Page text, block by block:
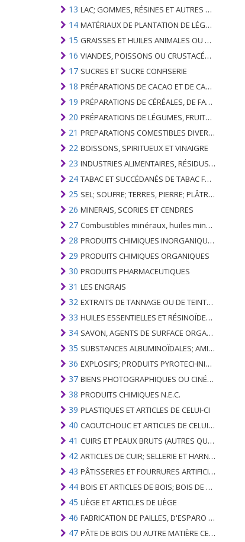
13 LAC; GOMMES, RÉSINES ET AUTRES SUCS ET EXTRAITS VÉGÉTAUX
14 MATÉRIAUX DE PLANTATION DE LÉGUMES; PRODUITS VÉGÉTAUX NON DÉNOMMÉS NI COMPRIS AILLEURS
15 GRAISSES ET HUILES ANIMALES OU VÉGÉTALES ET LEURS PRODUITS DE CLIVAGE; GRAISSES ANIMALES PRÉPARÉES; CIRES ANIMALES OU VÉGÉTALES
16 VIANDES, POISSONS OU CRUSTACÉS, MOLLUSQUES OU AUTRES INVERTÉBRÉS AQUATIQUES; PRÉPARATIONS DE CELLES-CI
17 SUCRES ET SUCRE CONFISERIE
18 PRÉPARATIONS DE CACAO ET DE CACAO
19 PRÉPARATIONS DE CÉRÉALES, DE FARINES, D'AMIDONS OU DE LAIT; PRODUITS DE PATISSERIE
20 PRÉPARATIONS DE LÉGUMES, FRUITS, NOIX OU AUTRES PARTIES DE PLANTES
21 PREPARATIONS COMESTIBLES DIVERSES
22 BOISSONS, SPIRITUEUX ET VINAIGRE
23 INDUSTRIES ALIMENTAIRES, RÉSIDUS ET DÉCHETS DE CELLES-CI; FOURRAGE ANIMAL PRÉPARÉ
24 TABAC ET SUCCÉDANÉS DE TABAC FABRIQUÉS
25 SEL; SOUFRE; TERRES, PIERRE; PLÂTRES, CHAUX ET CIMENT
26 MINERAIS, SCORIES ET CENDRES
27 Combustibles minéraux, huiles minérales et produits de leur distillation; SUBSTANCES BITUMINEUSES; CIRES MINÉRALES
28 PRODUITS CHIMIQUES INORGANIQUES; COMPOSÉS ORGANIQUES ET INORGANIQUES DE MÉTAUX PRÉCIEUX; DE MÉTAUX DES TERRES RARES, D'ÉLÉMENTS RADIOACTIFS ET D'ISOTOPES
29 PRODUITS CHIMIQUES ORGANIQUES
30 PRODUITS PHARMACEUTIQUES
31 LES ENGRAIS
32 EXTRAITS DE TANNAGE OU DE TEINTURE; TANINS ET LEURS DERIVES; COLORANTS, PIGMENTS ET AUTRES MATIERES COLORANTES; PEINTURES, VERNIS; MASTIC, AUTRES MASTIQUES; ENCRES
33 HUILES ESSENTIELLES ET RÉSINOÏDES; PARFUMERIE, PRÉPARATIONS COSMÉTIQUES OU DE TOILETTE
34 SAVON, AGENTS DE SURFACE ORGANIQUES; LAVAGE, LUBRIFICATION, POLISSAGE OU PRÉPARATION À L'ÉPURATION; CIRES ARTIFICIELLES OU PRÉPARÉES, BOUGIES ET ARTICLES SIMILAIRES, PÂTES À MODÉLISER, CIRES DENTAIRES ET PRÉPARATIONS DENTAIRES À BASE DE PLÂTRE
35 SUBSTANCES ALBUMINOÏDALES; AMIDONS MODIFIÉS; GLUES; ENZYMES
36 EXPLOSIFS; PRODUITS PYROTECHNIQUES; ALLUMETTES; ALLIAGES PYROPHORIQUES; CERTAINES PRÉPARATIONS COMBUSTIBLES
37 BIENS PHOTOGRAPHIQUES OU CINÉMATOGRAPHIQUES
38 PRODUITS CHIMIQUES N.E.C.
39 PLASTIQUES ET ARTICLES DE CELUI-CI
40 CAOUTCHOUC ET ARTICLES DE CELUI-CI
41 CUIRS ET PEAUX BRUTS (AUTRES QUE PÂTEAUX) ET CUIR
42 ARTICLES DE CUIR; SELLERIE ET ​​HARNAIS; ARTICLES DE VOYAGE, SACS À MAIN ET RÉCIPIENTS ANALOGUES; ARTICLES DE GUT ANIMAL (AUTRE QUE GUT DE SOIE-VERT)
43 PÂTISSERIES ET FOURRURES ARTIFICIELLES; FABRICATION DE CELLES-CI
44 BOIS ET ARTICLES DE BOIS; BOIS DE CHARBON
45 LIÈGE ET ARTICLES DE LIÈGE
46 FABRICATION DE PAILLES, D'ESPARO OU D'AUTRES MATÉRIAUX DE COULÉE; BASKETWARE ET WICKERWORK
47 PÂTE DE BOIS OU AUTRE MATIÈRE CELLULOSIQUE FIBREUSE; PAPIER OU CARTON RÉCUPÉRÉ (DÉCHETS ET DÉCHETS)